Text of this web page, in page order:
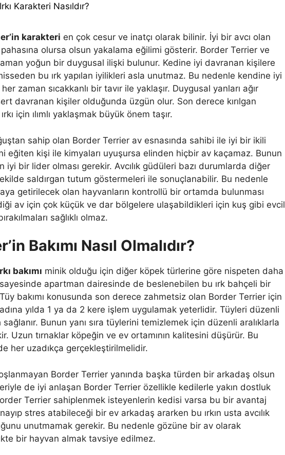
Karakteri Nasıldır?
karakteri en çok cesur ve inatçı olarak bilinir. İyi bir avcı olan
pahasına olursa olsun yakalama eğilimi gösterir. Border Terrier ve
yoğun bir duygusal ilişki bulunur. Kedine iyi davranan kişilere
bu ırk yapılan iyilikleri asla unutmaz. Bu nedenle kendine iyi
zaman sıcakkanlı bir tavır ile yaklaşır. Duygusal yanları ağır
davranan kişiler olduğunda üzgün olur. Son derece kırılgan
için ılımlı yaklaşmak büyük önem taşır.
sahip olan Border Terrier av esnasında sahibi ile iyi bir ikili
eğiten kişi ile kimyaları uyuşursa elinden hiçbir av kaçamaz. Bunun
iyi bir lider olması gerekir. Avcılık güdüleri bazı durumlarda diğer
saldırgan tutum göstermeleri ile sonuçlanabilir. Bu nedenle
getirilecek olan hayvanların kontrollü bir ortamda bulunması
av için çok küçük ve dar bölgelere ulaşabildikleri için kuş gibi evcil
sağlıklı olmaz.
Bakımı Nasıl Olmalıdır?
bakımı minik olduğu için diğer köpek türlerine göre nispeten daha
apartman dairesinde de beslenebilen bu ırk bahçeli bir
bakımı konusunda son derece zahmetsiz olan Border Terrier için
yılda 1 ya da 2 kere işlem uygulamak yeterlidir. Tüyleri düzenli
Bunun yanı sıra tüylerini temizlemek için düzenli aralıklarla
Uzun tırnaklar köpeğin ve ev ortamının kalitesini düşürür. Bu
her uzadıkça gerçekleştirilmelidir.
Border Terrier yanında başka türden bir arkadaş olsun
de iyi anlaşan Border Terrier özellikle kedilerle yakın dostluk
Terrier sahiplenmek isteyenlerin kedisi varsa bu bir avantaj
stres atabileceği bir ev arkadaş ararken bu ırkın usta avcılık
unutmamak gerekir. Bu nedenle gözüne bir av olarak
bir hayvan almak tavsiye edilmez.